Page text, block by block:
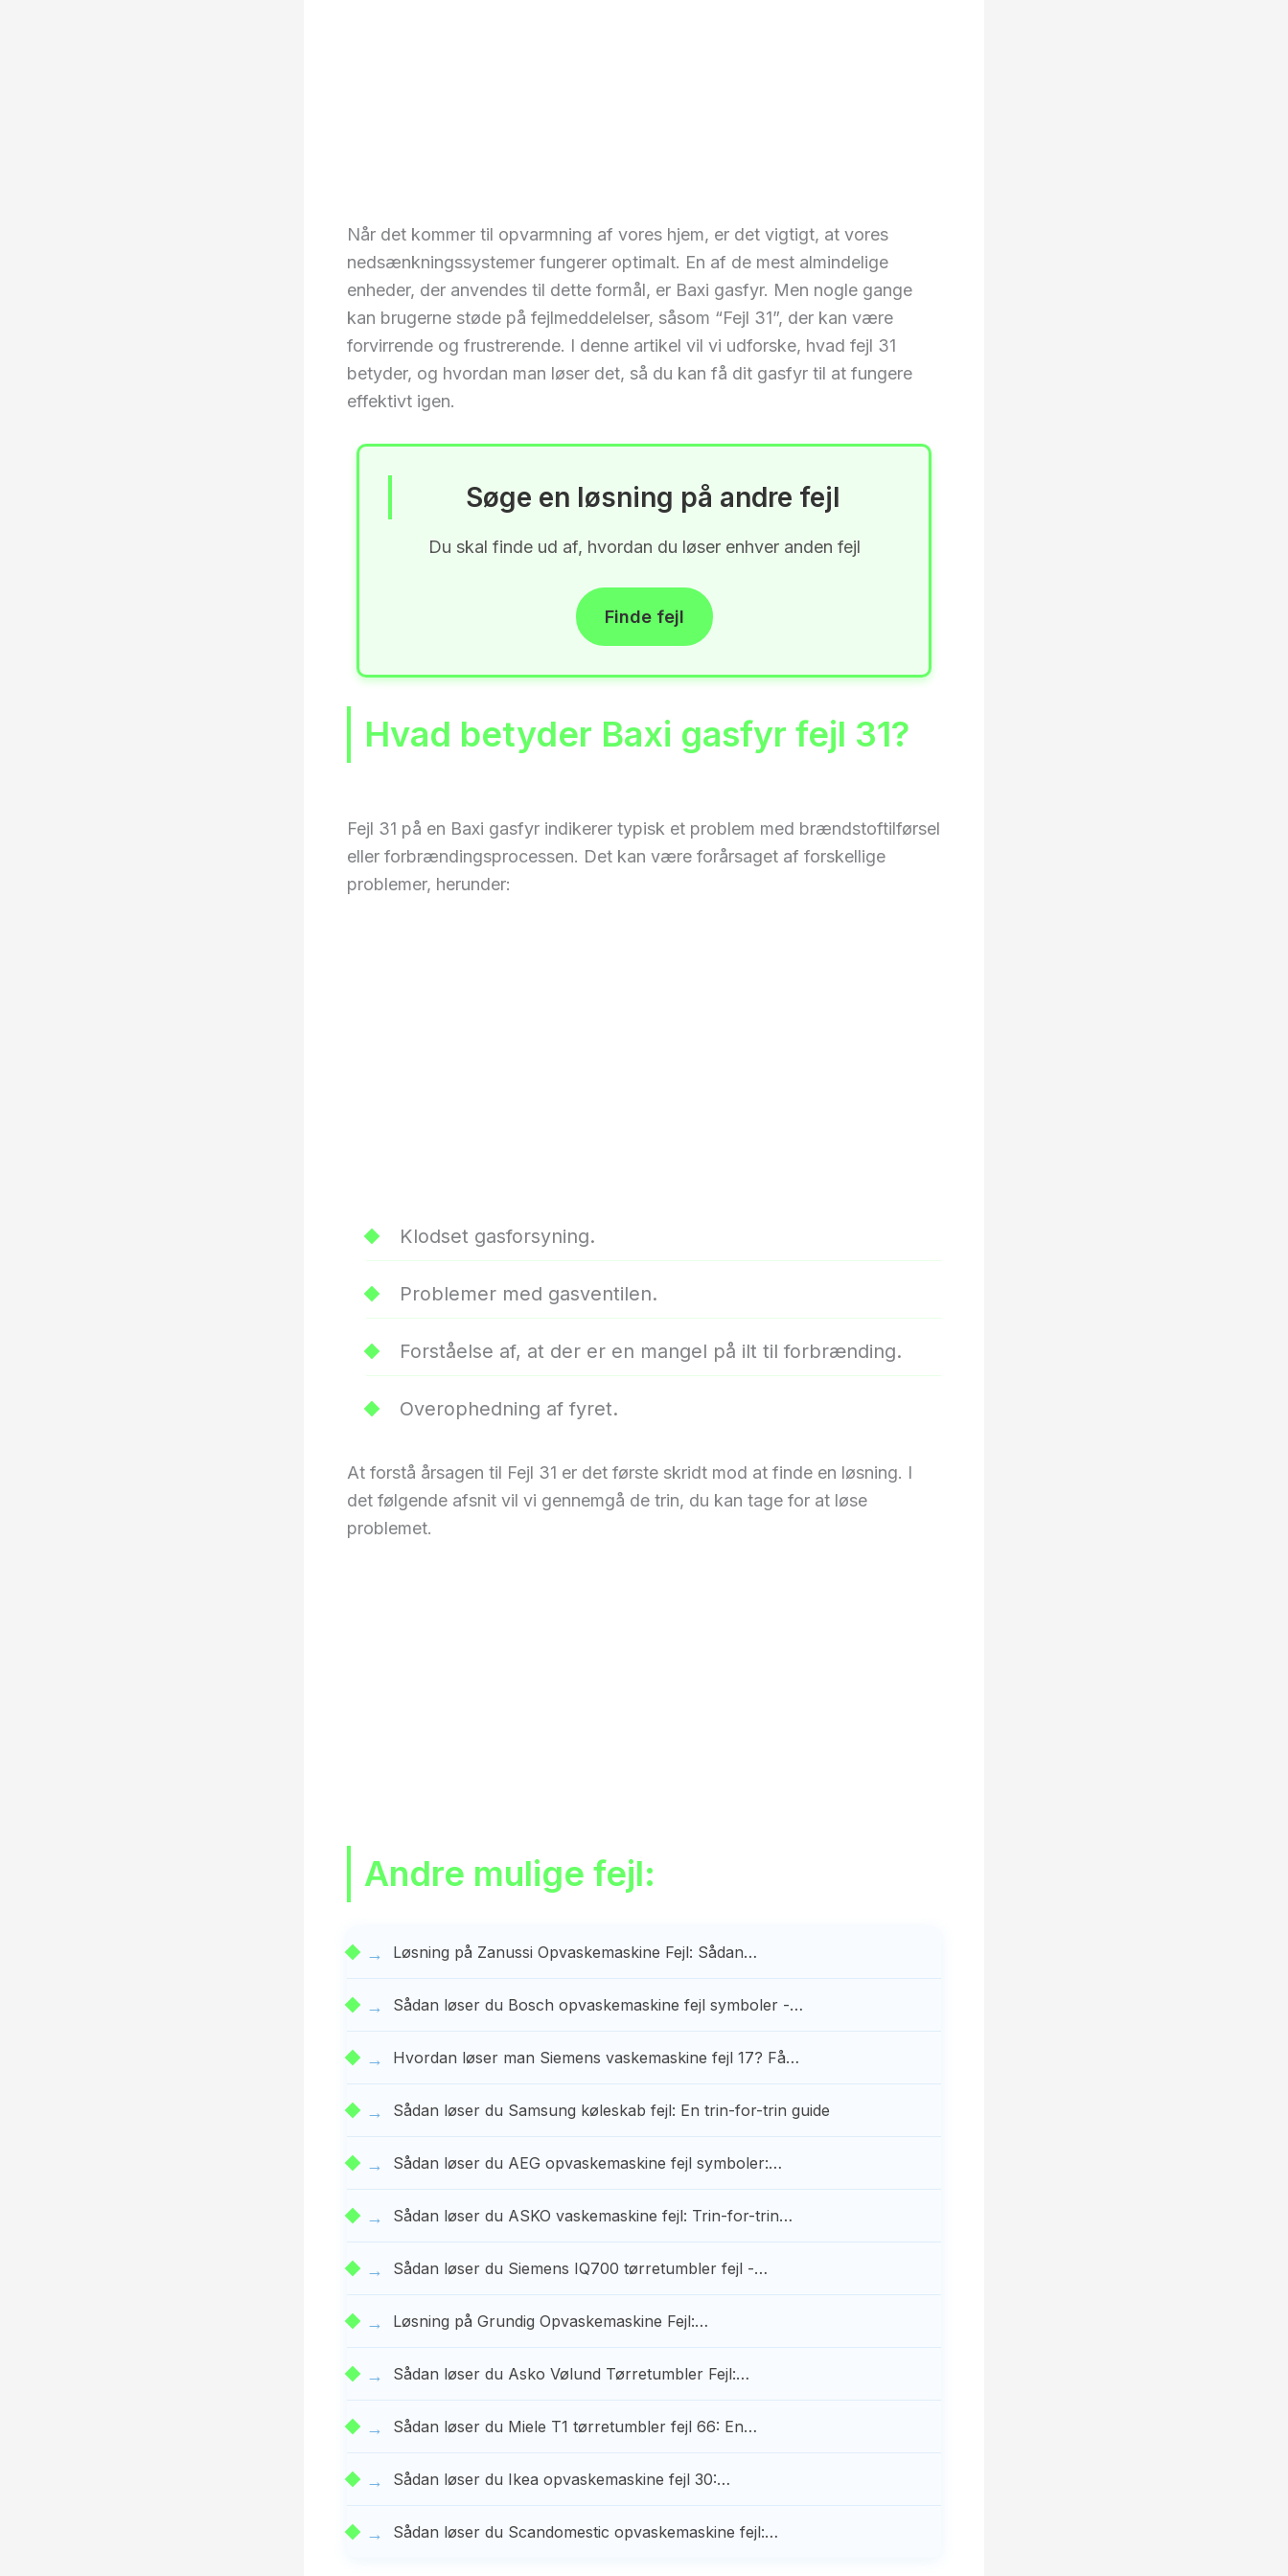
Når det kommer til opvarmning af vores hjem, er det vigtigt, at vores
nedsænkningssystemer fungerer optimalt. En af de mest almindelige
enheder, der anvendes til dette formål, er Baxi gasfyr. Men nogle gange
kan brugerne støde på fejlmeddelelser, såsom “Fejl 31”, der kan være
forvirrende og frustrerende. I denne artikel vil vi udforske, hvad fejl 31
betyder, og hvordan man løser det, så du kan få dit gasfyr til at fungere
effektivt igen.
Søge en løsning på andre fejl
Du skal finde ud af, hvordan du løser enhver anden fejl
Finde fejl
Hvad betyder Baxi gasfyr fejl 31?
Fejl 31 på en Baxi gasfyr indikerer typisk et problem med brændstoftilførsel
eller forbrændingsprocessen. Det kan være forårsaget af forskellige
problemer, herunder:
Klodset gasforsyning.
Problemer med gasventilen.
Forståelse af, at der er en mangel på ilt til forbrænding.
Overophedning af fyret.
At forstå årsagen til Fejl 31 er det første skridt mod at finde en løsning. I
det følgende afsnit vil vi gennemgå de trin, du kan tage for at løse
problemet.
Andre mulige fejl:
Løsning på Zanussi Opvaskemaskine Fejl: Sådan…
Sådan løser du Bosch opvaskemaskine fejl symboler -…
Hvordan løser man Siemens vaskemaskine fejl 17? Få…
Sådan løser du Samsung køleskab fejl: En trin-for-trin guide
Sådan løser du AEG opvaskemaskine fejl symboler:…
Sådan løser du ASKO vaskemaskine fejl: Trin-for-trin…
Sådan løser du Siemens IQ700 tørretumbler fejl -…
Løsning på Grundig Opvaskemaskine Fejl:…
Sådan løser du Asko Vølund Tørretumbler Fejl:…
Sådan løser du Miele T1 tørretumbler fejl 66: En…
Sådan løser du Ikea opvaskemaskine fejl 30:…
Sådan løser du Scandomestic opvaskemaskine fejl:…